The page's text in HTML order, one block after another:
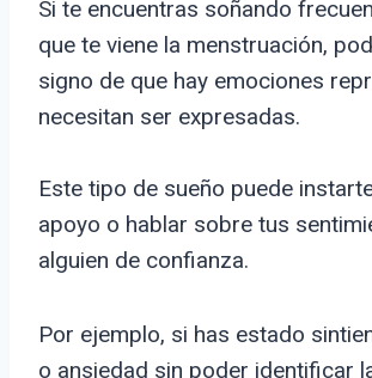
Si te encuentras soñando
que te viene la menstruación,
signo de que hay emociones
necesitan ser expresadas.
Este tipo de sueño puede
apoyo o hablar sobre tus
alguien de confianza.
Por ejemplo, si has estado
o ansiedad sin poder identificar